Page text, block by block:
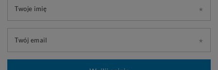
Twoje imię
Twój email